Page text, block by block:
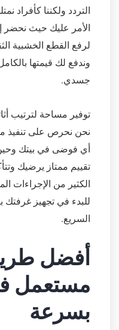
التردد ولكننا كأفراد
الأمر عليك حيث نحضر
لرفع القطع الخشبية
وندفع لك قيمتها
جسدي.
توفير مساحة لترتيب
نحن نحرص على تنفيذ
أي فوضى في بيتك وحين
تقييم ممتاز يرضيك
الكثير من الإجراءات
للبدء في تجهيز غرفتك
السريع.
أفضل
مستعمل
بسرعة